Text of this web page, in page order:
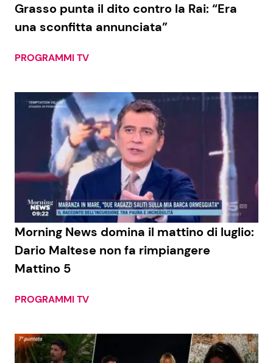
Grasso punta il dito contro la Rai: “Era
una sconfitta annunciata”
PROGRAMMI TV
Morning News domina il mattino di luglio:
Dario Maltese non fa rimpiangere
Mattino 5
PROGRAMMI TV